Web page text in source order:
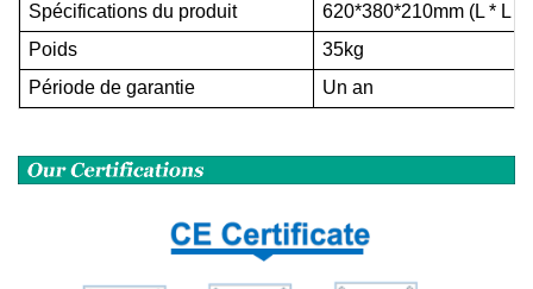
Spécifications du produit
620*380*210mm (L * L *
Poids
35kg
Période de garantie
Un an